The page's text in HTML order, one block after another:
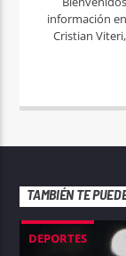
información
Cristian
TAMBIÉN TE
DEPORTES